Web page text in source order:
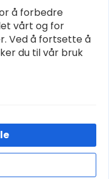
og designet av
å forbedre
vårt og for
Ved å fortsette å
du til vår bruk